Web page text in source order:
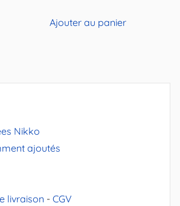
Ajouter au panier
Nikko
ajoutés
livraison - CGV